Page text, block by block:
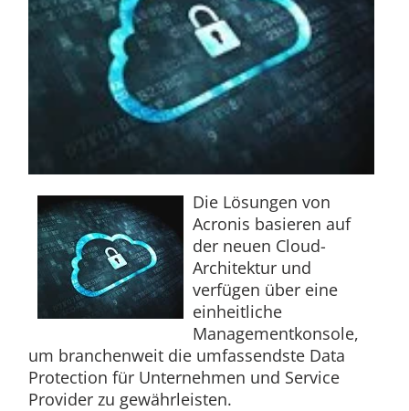
Die Lösungen von
Acronis basieren auf
der neuen Cloud-
Architektur und
verfügen über eine
einheitliche
Managementkonsole,
um branchenweit die umfassendste Data
Protection für Unternehmen und Service
Provider zu gewährleisten.